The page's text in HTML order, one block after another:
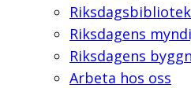
Riksdagens
Riksdagens
Arbeta hos oss